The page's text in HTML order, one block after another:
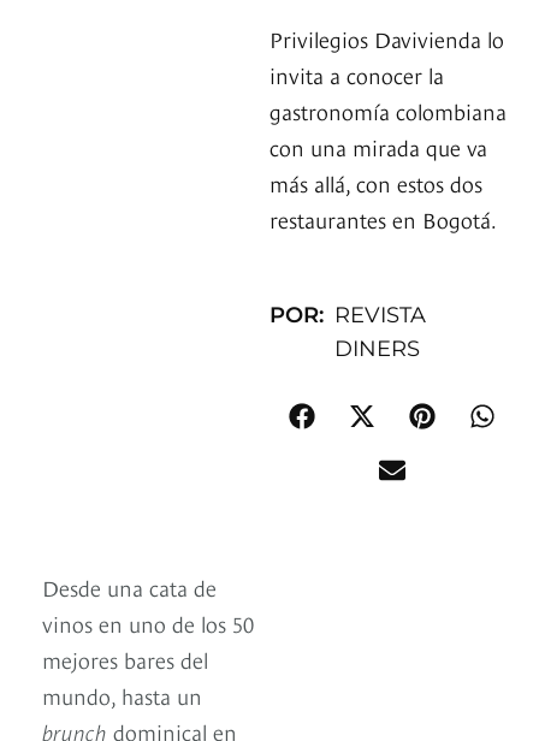
Privilegios Davivienda lo
invita a conocer la
gastronomía colombiana
con una mirada que va
más allá, con estos dos
restaurantes en Bogotá.
POR: REVISTA
DINERS
Desde una cata de
vinos en uno de los 50
mejores bares del
mundo, hasta un
brunch dominical en